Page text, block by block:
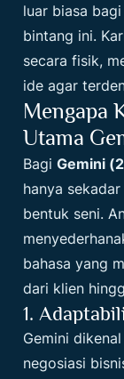
luar biasa
bintang ini.
secara fisik,
ide agar
Mengapa
Utama
BagiGemini
hanya
bentuk seni.
bahasa yang
dari klien
1.
Gemini
negosiasi